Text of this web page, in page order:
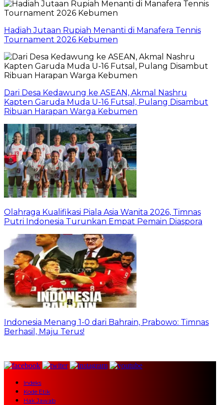
Hadiah Jutaan Rupiah Menanti di Manafera Tennis
Tournament 2026 Kebumen
Dari Desa Kedawung ke ASEAN, Akmal Nashru
Kapten Garuda Muda U-16 Futsal, Pulang Disambut
Ribuan Harapan Warga Kebumen
Olahraga Kualifikasi Piala Asia Wanita 2026, Timnas
Putri Indonesia Turunkan Empat Pemain Diaspora
Indonesia Menang 1-0 dari Bahrain, Prabowo: Timnas
Berhasil, Maju Terus!
Indeks
Kode Etik
Hak Jawab